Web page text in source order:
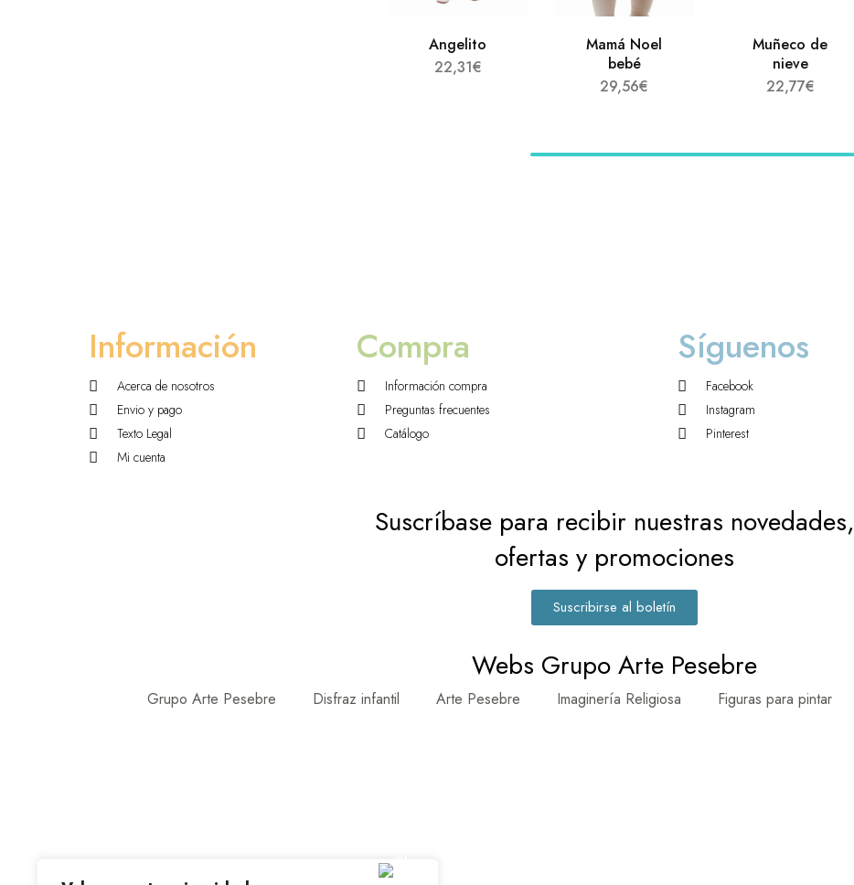
Angelito
22,31€
Mamá Noel
bebé
29,56€
Muñeco de
nieve
22,77€
Información
Acerca de nosotros
Envio y pago
Texto Legal
Mi cuenta
Compra
Información compra
Preguntas frecuentes
Catálogo
Síguenos
Facebook
Instagram
Pinterest
Suscríbase para recibir nuestras novedades,
ofertas y promociones
Suscribirse al boletín
Webs Grupo Arte Pesebre
Grupo Arte Pesebre Disfraz infantil Arte Pesebre Imaginería Religiosa Figuras para pintar